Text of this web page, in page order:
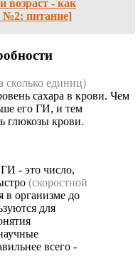
- как
№2: питание]
сколько единиц)
сахара в крови. Чем
его ГИ, и тем
глюкозы крови.
- это число,
(скоростной
в организме до
для
всего -